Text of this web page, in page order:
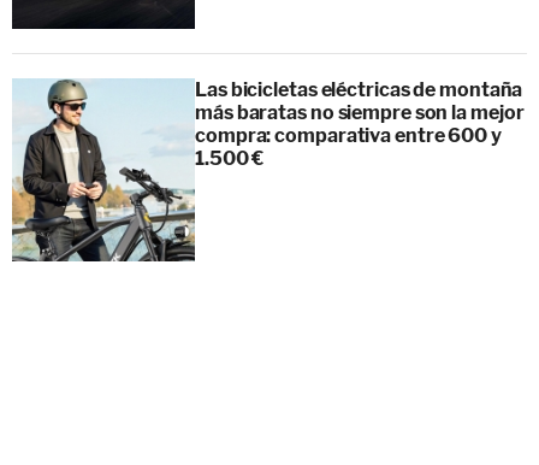
Las bicicletas eléctricas de montaña
más baratas no siempre son la mejor
compra: comparativa entre 600 y
1.500 €